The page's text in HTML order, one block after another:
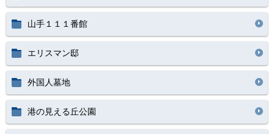
山手１１１番館
エリスマン邸
外国人墓地
港の見える丘公園